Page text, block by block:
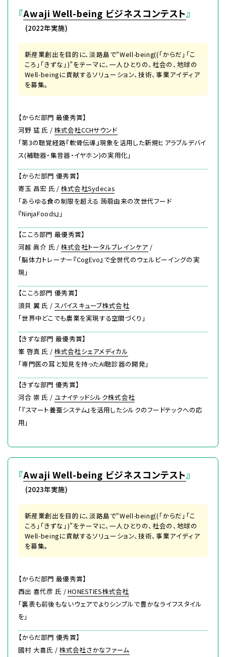
『Awaji Well-being ビジネスコンテスト』
(2022年実施)
新産業創出を目的に、淡路島で“Well-being((「からだ」「こ
ころ」「きずな」)”をテーマに、一人ひとりの、社会の、地球の
Well-beingに貢献するソリューション、技術、事業アイディア
を募集。
【からだ部門 最優秀賞】
河野 猛 氏 / 株式会社CCHサウンド
「第3の聴覚経路『軟骨伝導』現象を活用した新規ヒアラブルデバイ
ス(補聴器・集音器・イヤホン)の実用化」
【からだ部門 優秀賞】
寄玉 昌宏 氏 / 株式会社Sydecas
「あらゆる食の制限を超える 蒟蒻由来の次世代フード
『NinjaFoods』」
【こころ部門 最優秀賞】
河越 眞介 氏 / 株式会社トータルブレインケア /
「脳体力トレーナー『CogEvo』で全世代のウェルビーイングの実
現」
【こころ部門 優秀賞】
須貝 翼 氏 / スパイスキューブ株式会社
「世界中どこでも農業を実現する空間づくり」
【きずな部門 最優秀賞】
峯 啓真 氏 / 株式会社シェアメディカル
「専門医の耳と知見を持ったAI聴診器の開発」
【きずな部門 優秀賞】
河合 崇 氏 / ユナイテッドシルク株式会社
「『スマート養蚕システム』を活用したシルクのフードテックへの応
用」
『Awaji Well-being ビジネスコンテスト』
(2023年実施)
新産業創出を目的に、淡路島で“Well-being((「からだ」「こ
ころ」「きずな」)”をテーマに、一人ひとりの、社会の、地球の
Well-beingに貢献するソリューション、技術、事業アイディア
を募集。
【からだ部門 最優秀賞】
西出 喜代彦 氏 /HONESTIES株式会社
「裏表も前後もないウェアでよりシンプルで豊かなライフスタイル
を」
【からだ部門 優秀賞】
國村 大喜氏 / 株式会社さかなファーム